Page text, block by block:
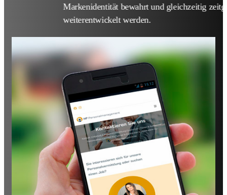
Markenidentität bewahrt und gleichzeitig
weiterentwickelt werden.